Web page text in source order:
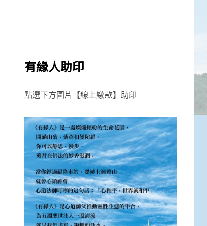
有緣人助印
點選下方圖片【線上繳款】助印